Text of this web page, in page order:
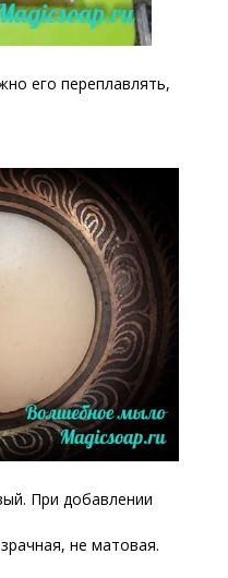
его переплавлять,
При добавлении
не матовая.